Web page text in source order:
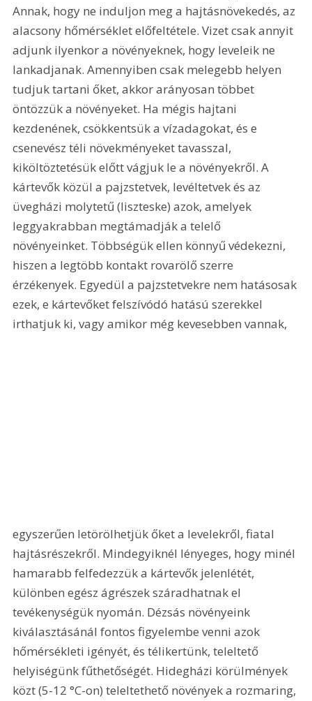
Annak, hogy ne induljon meg a hajtásnövekedés, az
alacsony hőmérséklet előfeltétele. Vizet csak annyit
adjunk ilyenkor a növényeknek, hogy leveleik ne
lankadjanak. Amennyiben csak melegebb helyen
tudjuk tartani őket, akkor arányosan többet
öntözzük a növényeket. Ha mégis hajtani
kezdenének, csökkentsük a vízadagokat, és e
csenevész téli növekményeket tavasszal,
kiköltöztetésük előtt vágjuk le a növényekről. A
kártevők közül a pajzstetvek, levéltetvek és az
üvegházi molytetű (liszteske) azok, amelyek
leggyakrabban megtámadják a telelő
növényeinket. Többségük ellen könnyű védekezni,
hiszen a legtöbb kontakt rovarölő szerre
érzékenyek. Egyedül a pajzstetvekre nem hatásosak
ezek, e kártevőket felszívódó hatású szerekkel
irthatjuk ki, vagy amikor még kevesebben vannak,
egyszerűen letörölhetjük őket a levelekről, fiatal
hajtásrészekről. Mindegyiknél lényeges, hogy minél
hamarabb felfedezzük a kártevők jelenlétét,
különben egész ágrészek száradhatnak el
tevékenységük nyomán. Dézsás növényeink
kiválasztásánál fontos figyelembe venni azok
hőmérsékleti igényét, és télikertünk, teleltető
helyiségünk fűthetőségét. Hidegházi körülmények
közt (5-12 °C-on) teleltethető növények a rozmaring,